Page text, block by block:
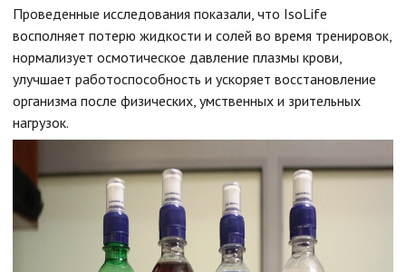
Проведенные исследования показали, что IsoLife
восполняет потерю жидкости и солей во время тренировок,
нормализует осмотическое давление плазмы крови,
улучшает работоспособность и ускоряет восстановление
организма после физических, умственных и зрительных
нагрузок.